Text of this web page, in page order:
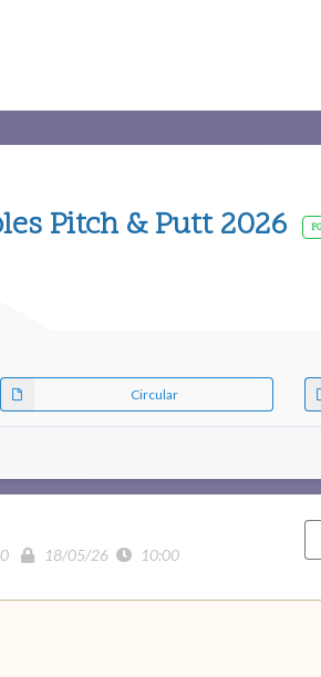
Pitch & Putt 2026
Circular
18/05/26 10:00